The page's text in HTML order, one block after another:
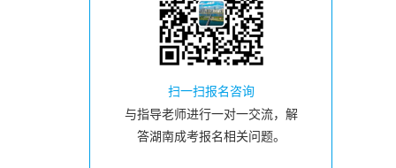
扫一扫报名咨询
与指导老师进行一对一交流，解
答湖南成考报名相关问题。